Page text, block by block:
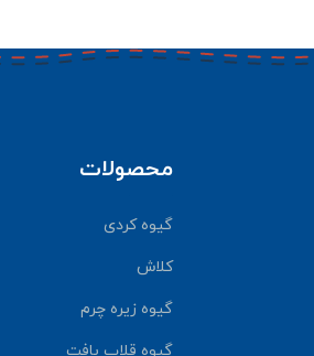
محصولات
گیوه کردی
کلاش
گیوه زیره چرم
گیوه قلاب بافت